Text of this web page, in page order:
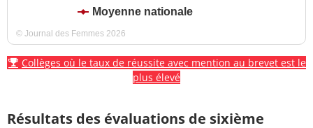
Moyenne nationale
© Journal des Femmes 2026
Collèges où le taux de réussite avec mention au brevet est le
plus élevé
Résultats des évaluations de sixième